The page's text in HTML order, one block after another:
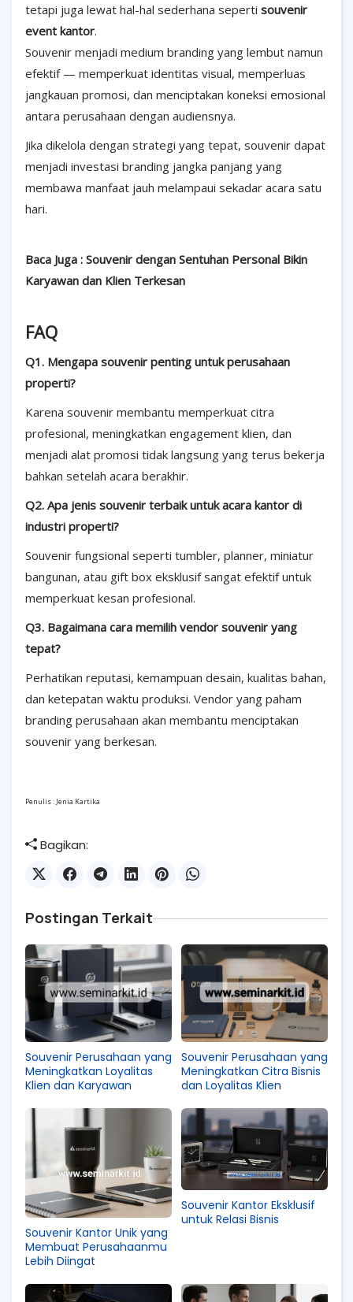
tetapi juga lewat hal-hal sederhana seperti souvenir
event kantor.
Souvenir menjadi medium branding yang lembut namun
efektif — memperkuat identitas visual, memperluas
jangkauan promosi, dan menciptakan koneksi emosional
antara perusahaan dengan audiensnya.
Jika dikelola dengan strategi yang tepat, souvenir dapat
menjadi investasi branding jangka panjang yang
membawa manfaat jauh melampaui sekadar acara satu
hari.
Baca Juga : Souvenir dengan Sentuhan Personal Bikin
Karyawan dan Klien Terkesan
FAQ
Q1. Mengapa souvenir penting untuk perusahaan
properti?
Karena souvenir membantu memperkuat citra
profesional, meningkatkan engagement klien, dan
menjadi alat promosi tidak langsung yang terus bekerja
bahkan setelah acara berakhir.
Q2. Apa jenis souvenir terbaik untuk acara kantor di
industri properti?
Souvenir fungsional seperti tumbler, planner, miniatur
bangunan, atau gift box eksklusif sangat efektif untuk
memperkuat kesan profesional.
Q3. Bagaimana cara memilih vendor souvenir yang
tepat?
Perhatikan reputasi, kemampuan desain, kualitas bahan,
dan ketepatan waktu produksi. Vendor yang paham
branding perusahaan akan membantu menciptakan
souvenir yang berkesan.
Penulis : Jenia Kartika
Bagikan:
Postingan Terkait
Souvenir Perusahaan yang
Meningkatkan Loyalitas
Klien dan Karyawan
Souvenir Perusahaan yang
Meningkatkan Citra Bisnis
dan Loyalitas Klien
Souvenir Kantor Unik yang
Membuat Perusahaanmu
Lebih Diingat
Souvenir Kantor Eksklusif
untuk Relasi Bisnis